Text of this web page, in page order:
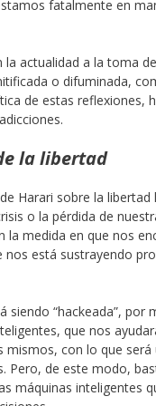
fatalmente en
actualidad a la toma
o difuminada,
de estas reflexiones,
la libertad
Harari sobre la
o la pérdida de
la medida en que nos
está sustrayendo
siendo “hackeada”, por
que nos
con lo que
Pero, de este modo,
máquinas inteligentes